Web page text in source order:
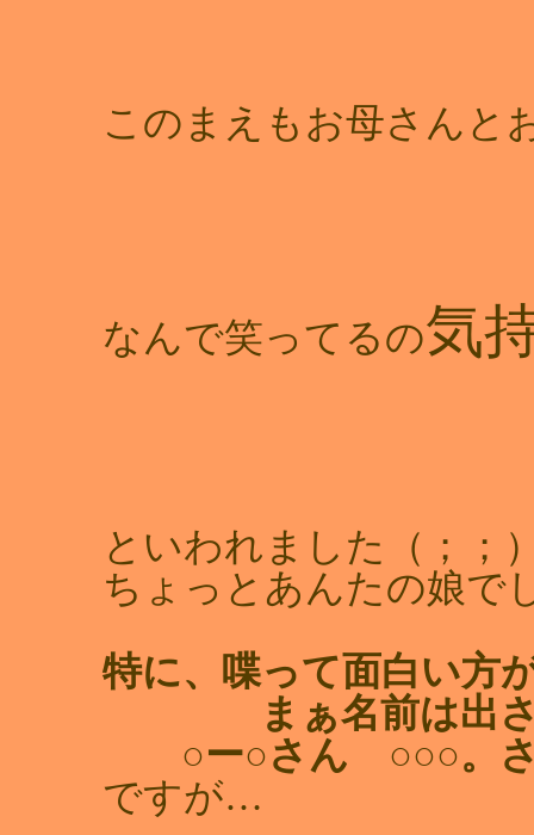
このまえもお母さんと
なんで笑ってるの気
といわれました（；；
ちょっとあんたの娘で
特に、喋って面白い方
まぁ名前は出さ
○ー○さん ○○○。
ですが…